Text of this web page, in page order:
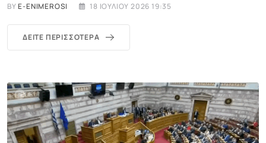
BYE-ENIMEROSI 18 ΙΟΥΛΊΟΥ 2026 19:35
ΔΕΊΤΕ ΠΕΡΙΣΣΌΤΕΡΑ